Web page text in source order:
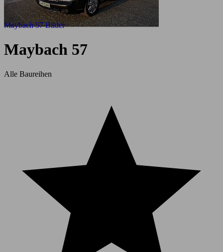
Maybach 57 Bilder
Maybach 57
Alle Baureihen